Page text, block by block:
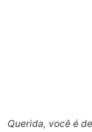
Querida, você é